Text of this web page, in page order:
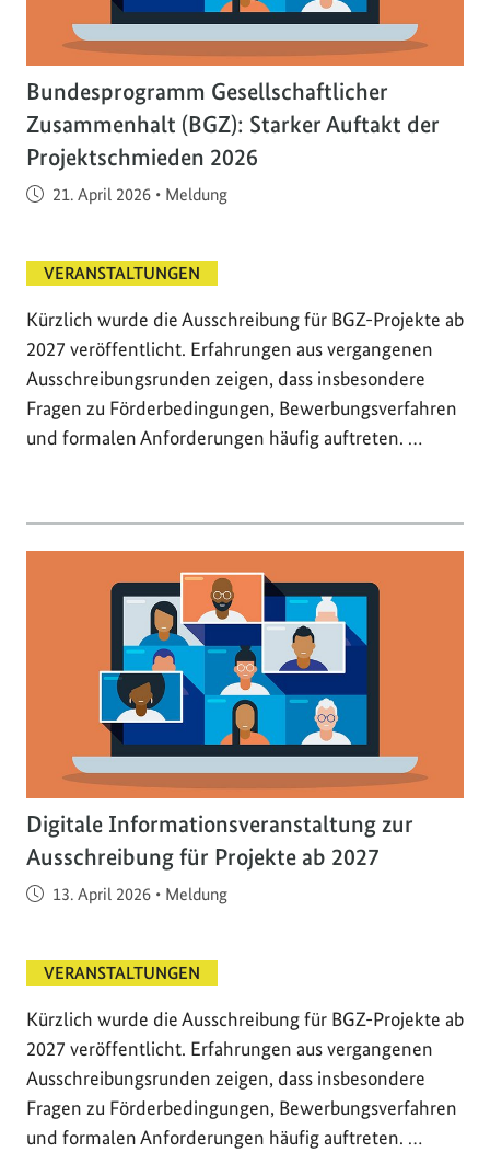
Bundesprogramm Gesellschaftlicher
Zusammenhalt (BGZ): Starker Auftakt der
Projektschmieden 2026
Veröffentlicht am
21. April 2026 • Meldung
VERANSTALTUNGEN
Kürzlich wurde die Ausschreibung für BGZ-Projekte ab
2027 veröffentlicht. Erfahrungen aus vergangenen
Ausschreibungsrunden zeigen, dass insbesondere
Fragen zu Förderbedingungen, Bewerbungsverfahren
und formalen Anforderungen häufig auftreten. …
Digitale Informationsveranstaltung zur
Ausschreibung für Projekte ab 2027
Veröffentlicht am
13. April 2026 • Meldung
VERANSTALTUNGEN
Kürzlich wurde die Ausschreibung für BGZ-Projekte ab
2027 veröffentlicht. Erfahrungen aus vergangenen
Ausschreibungsrunden zeigen, dass insbesondere
Fragen zu Förderbedingungen, Bewerbungsverfahren
und formalen Anforderungen häufig auftreten. …